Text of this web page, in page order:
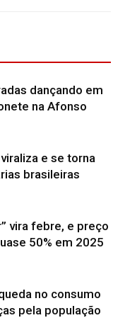
dançando em
na Afonso
e se torna
brasileiras
vira febre, e preço
50% em 2025
no consumo
pela população